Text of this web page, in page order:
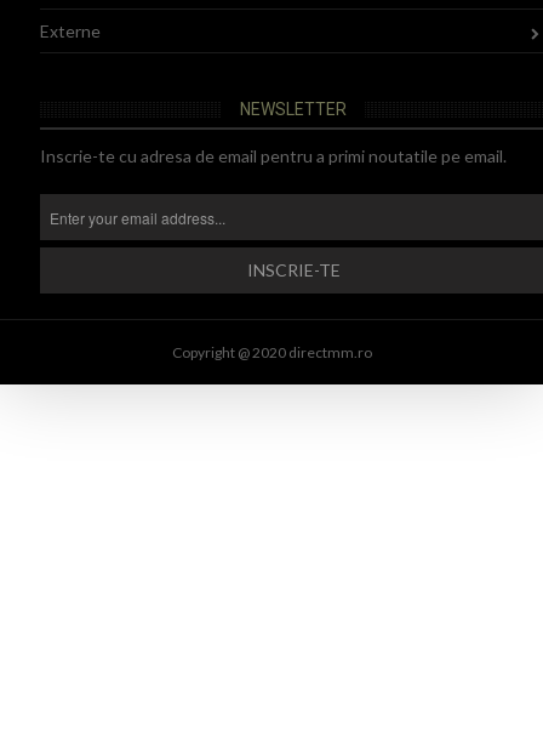
Externe
NEWSLETTER
Inscrie-te cu adresa de email pentru a primi noutatile pe email.
Copyright @ 2020 directmm.ro